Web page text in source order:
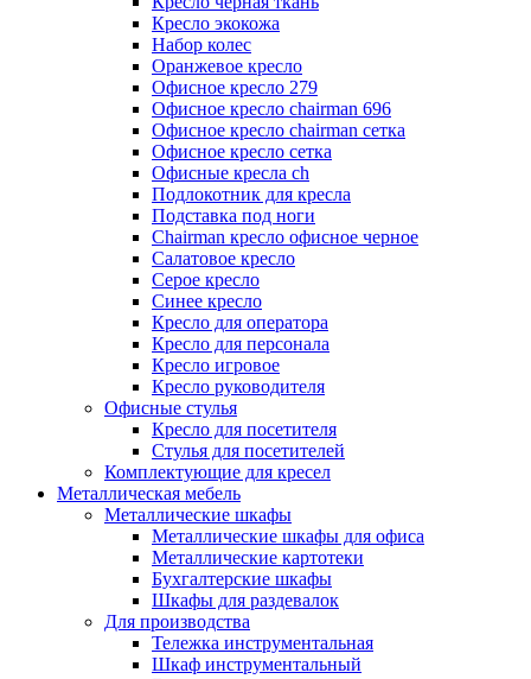
Кресло экокожа
Набор колес
Оранжевое кресло
Офисное кресло 279
Офисное кресло chairman 696
Офисное кресло chairman сетка
Офисное кресло сетка
Офисные кресла ch
Подлокотник для кресла
Подставка под ноги
Сhairman кресло офисное черное
Салатовое кресло
Серое кресло
Синее кресло
Кресло для оператора
Кресло для персонала
Кресло игровое
Кресло руководителя
Офисные стулья
Кресло для посетителя
Стулья для посетителей
Комплектующие для кресел
Металлическая мебель
Металлические шкафы
Металлические шкафы для офиса
Металлические картотеки
Бухгалтерские шкафы
Шкафы для раздевалок
Для производства
Тележка инструментальная
Шкаф инструментальный